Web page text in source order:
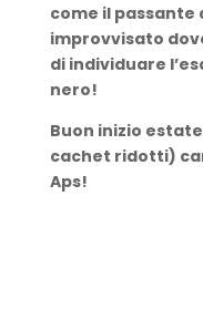
come il
improvvisato
di individuare
nero!
Buon inizio
cachet ridotti)
Aps!